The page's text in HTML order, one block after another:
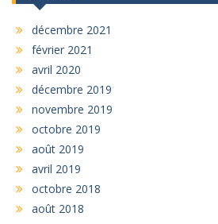
décembre 2021
février 2021
avril 2020
décembre 2019
novembre 2019
octobre 2019
août 2019
avril 2019
octobre 2018
août 2018